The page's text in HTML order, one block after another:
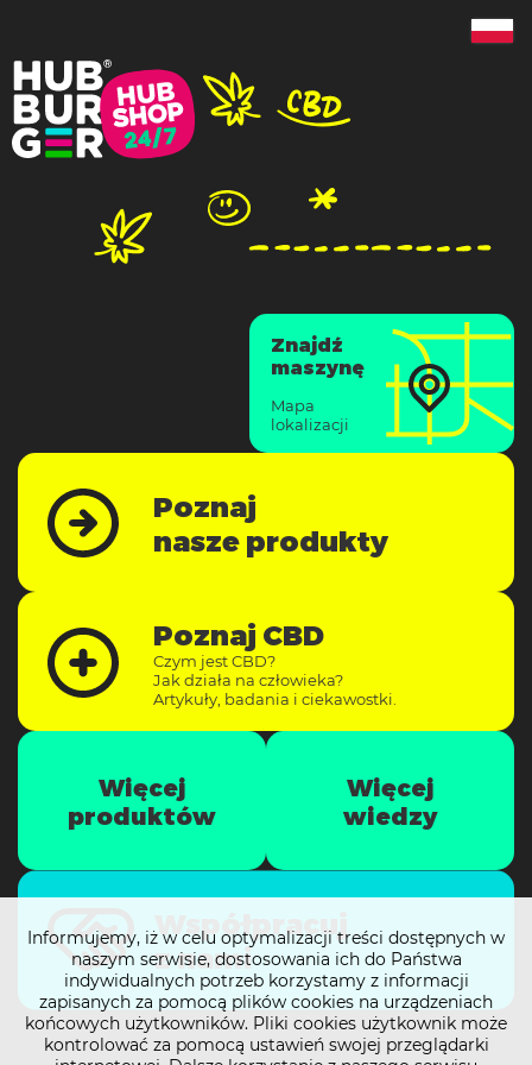
Znajdź
maszynę
Mapa
lokalizacji
Poznaj
nasze produkty
Poznaj CBD
Czym jest CBD?
Jak działa na człowieka?
Artykuły, badania i ciekawostki.
Więcej
produktów
Więcej
wiedzy
Współpracuj
z nami
Informujemy, iż w celu optymalizacji treści dostępnych w
naszym serwisie, dostosowania ich do Państwa
indywidualnych potrzeb korzystamy z informacji
zapisanych za pomocą plików cookies na urządzeniach
końcowych użytkowników. Pliki cookies użytkownik może
kontrolować za pomocą ustawień swojej przeglądarki